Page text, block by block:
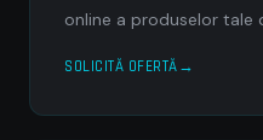
online a produselor tale
SOLICITĂ OFERTĂ